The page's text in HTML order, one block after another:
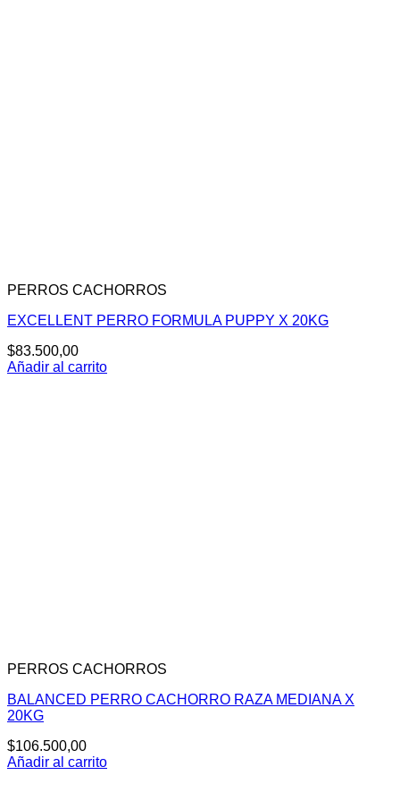
PERROS CACHORROS
EXCELLENT PERRO FORMULA PUPPY X 20KG
$83.500,00
Añadir al carrito
PERROS CACHORROS
BALANCED PERRO CACHORRO RAZA MEDIANA X
20KG
$106.500,00
Añadir al carrito